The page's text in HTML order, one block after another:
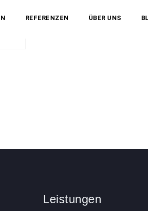
REFERENZEN ÜBER UNS
Leistungen